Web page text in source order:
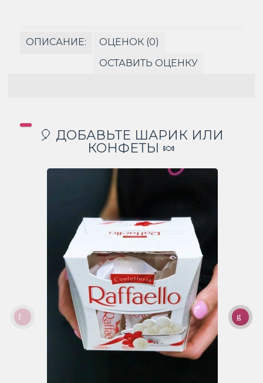
ОПИСАНИЕ:
ОЦЕНОК (0)
ОСТАВИТЬ ОЦЕНКУ
🎈 ДОБАВЬТЕ ШАРИК ИЛИ
КОНФЕТЫ 🍬